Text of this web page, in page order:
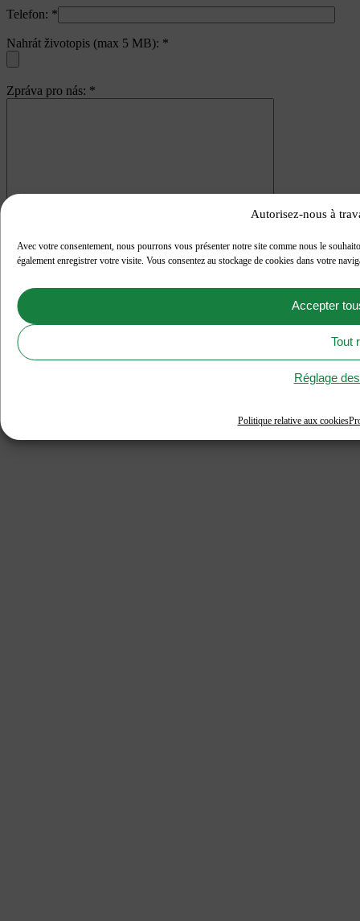
Autorisez-nous à
Avec votre consentement, nous pourrons vous présenter notre site comme nous le
également enregistrer votre visite. Vous consentez au stockage de cookies dans votre
Accepter
Tout
Réglage
Politique relative aux cookies
Telefon: *
Nahrát životopis (max 5 MB): *
Zpráva pro nás: *
Souhlasímsezpracováním osobních údajů *
povinná pole